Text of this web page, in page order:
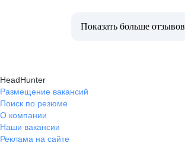
Показать больше отзывов
HeadHunter
Размещение вакансий
Поиск по резюме
О компании
Наши вакансии
Реклама на сайте